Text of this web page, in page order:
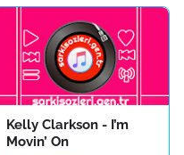
Kelly Clarkson - I’m
Movin’ On